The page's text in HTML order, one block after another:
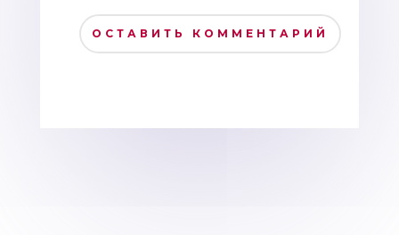
ОСТАВИТЬ КОММЕНТАРИЙ